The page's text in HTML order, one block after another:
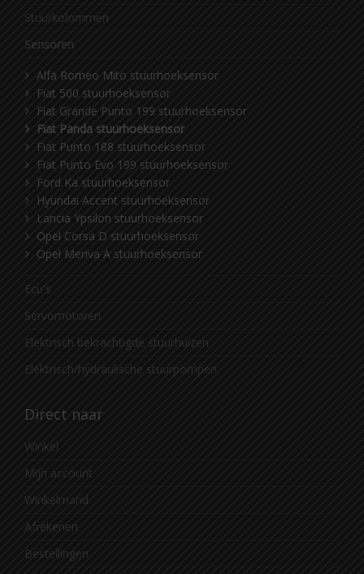
Stuurkolommen
Sensoren
Alfa Romeo Mito stuurhoeksensor
Fiat 500 stuurhoeksensor
Fiat Grande Punto 199 stuurhoeksensor
Fiat Panda stuurhoeksensor
Fiat Punto 188 stuurhoeksensor
Fiat Punto Evo 199 stuurhoeksensor
Ford Ka stuurhoeksensor
Hyundai Accent stuurhoeksensor
Lancia Ypsilon stuurhoeksensor
Opel Corsa D stuurhoeksensor
Opel Meriva A stuurhoeksensor
Ecu's
Servomotoren
Elektrisch bekrachtigde stuurhuizen
Elektrisch/hydraulische stuurpompen
Direct naar
Winkel
Mijn account
Winkelmand
Afrekenen
Bestellingen